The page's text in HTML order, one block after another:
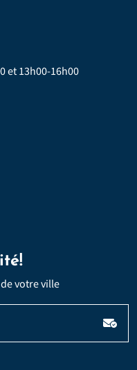
et 13h00-16h00
votre ville
ce champ vide :